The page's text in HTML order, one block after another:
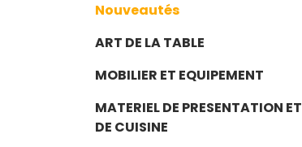
Nouveautés
ART DE LA TABLE
MOBILIER ET EQUIPEMENT
MATERIEL DE PRESENTATION ET
DE CUISINE